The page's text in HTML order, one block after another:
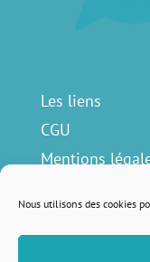
Nous utilisons des cookies
Les liens
CGU
Mentions